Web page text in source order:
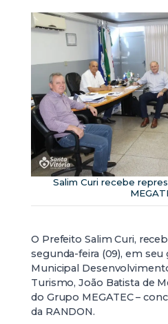
Salim Curi recebe
O Prefeito Salim Curi,
segunda-feira (09), em
Municipal
Turismo, João Batista de
do Grupo MEGATEC –
da RANDON.